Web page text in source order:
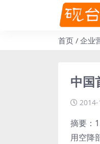
首页 企业
中国
2014-
摘要：
用空降